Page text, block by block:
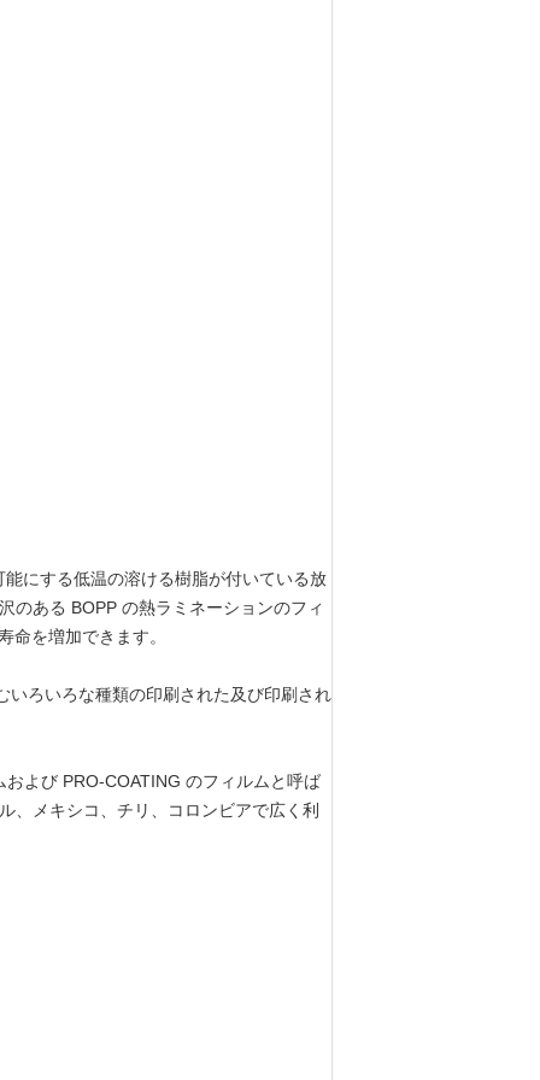
にする低温の溶ける樹脂が付いている放
のある BOPP の熱ラミネーションのフィ
命を増加できます。
いろいろな種類の印刷された及び印刷され
よび PRO-COATING のフィルムと呼ば
、メキシコ、チリ、コロンビアで広く利